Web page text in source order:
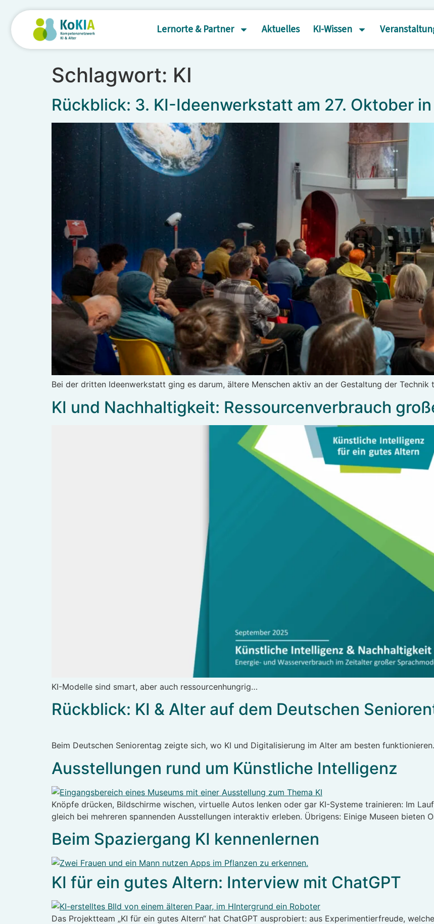
Lernorte & Partner Aktuelles KI-Wissen
Schlagwort: KI
Rückblick: 3. KI-Ideenwerkstatt am 27. Oktober in
Bei der dritten Ideenwerkstatt ging es darum, ältere Menschen aktiv an der Gestaltung der Technik
KI und Nachhaltigkeit: Ressourcenverbrauch
KI-Modelle sind smart, aber auch ressourcenhungrig…
Rückblick: KI & Alter auf dem Deutschen
Beim Deutschen Seniorentag zeigte sich, wo KI und Digitalisierung im Alter am besten funktionieren.
Ausstellungen rund um Künstliche Intelligenz
Knöpfe drücken, Bildschirme wischen, virtuelle Autos lenken oder gar KI-Systeme trainieren: Im
gleich bei mehreren spannenden Ausstellungen interaktiv erleben. Übrigens: Einige Museen bieten
Beim Spaziergang KI kennenlernen
KI für ein gutes Altern: Interview mit ChatGPT
Das Projektteam „KI für ein gutes Altern“ hat ChatGPT ausprobiert: aus Experimentierfreude,